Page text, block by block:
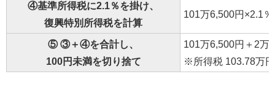
④基準所得税に2.1％を掛け、
復興特別所得税を計算
101万6,500円×2.1
⑤ ③＋④を合計し、
100円未満を切り捨て
101万6,500円＋2万
※所得税 103.78万円